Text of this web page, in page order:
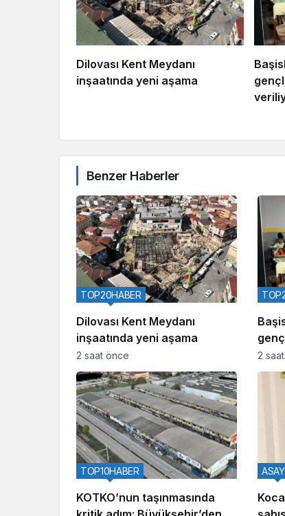
Dilovası Kent Meydanı
inşaatında yeni aşama
Benzer Haberler
Dilovası Kent Meydanı
inşaatında yeni aşama
TOP20HABER
2 saat önce 2
KOTKO’nun taşınmasında
TOP10HABER